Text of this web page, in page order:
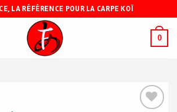
LA RÉFÉRENCE POUR LA CARPE KOÏ
0